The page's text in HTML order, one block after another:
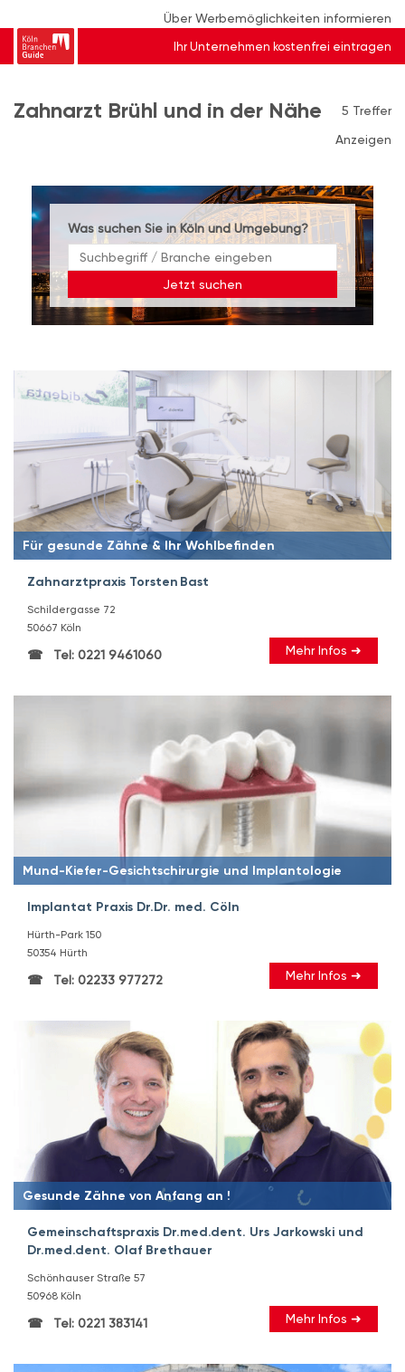
Über Werbemöglichkeiten informieren
Ihr Unternehmen kostenfrei eintragen
Zahnarzt Brühl und in der Nähe
5 Treffer
Anzeigen
Was suchen Sie in Köln und Umgebung?
Jetzt suchen
Für gesunde Zähne & Ihr Wohlbefinden
Zahnarztpraxis Torsten Bast
Schildergasse 72
50667 Köln
Tel: 0221 9461060 Mehr Infos ➜
Mund-Kiefer-Gesichtschirurgie und Implantologie
Implantat Praxis Dr.Dr. med. Cöln
Hürth-Park 150
50354 Hürth
Tel: 02233 977272 Mehr Infos ➜
Gesunde Zähne von Anfang an !
Gemeinschaftspraxis Dr.med.dent. Urs Jarkowski und
Dr.med.dent. Olaf Brethauer
Schönhauser Straße 57
50968 Köln
Tel: 0221 383141 Mehr Infos ➜